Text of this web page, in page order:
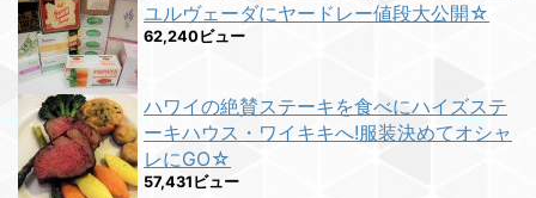
ユルヴェーダにヤードレー値段大公開☆
62,240ビュー
ハワイの絶賛ステーキを食べにハイズステ
ーキハウス・ワイキキへ!服装決めてオシャ
レにGO☆
57,431ビュー